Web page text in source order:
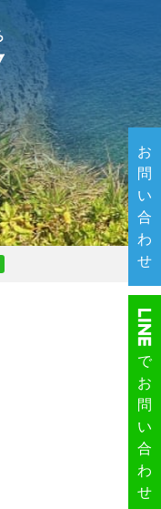
お
問
い
合
わ
せ
で
お
問
い
合
わ
せ